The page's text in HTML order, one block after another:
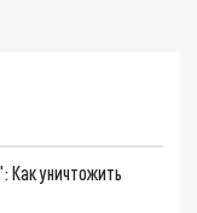
Как уничтожить